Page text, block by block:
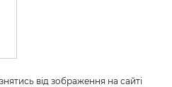
від зображення на сайті